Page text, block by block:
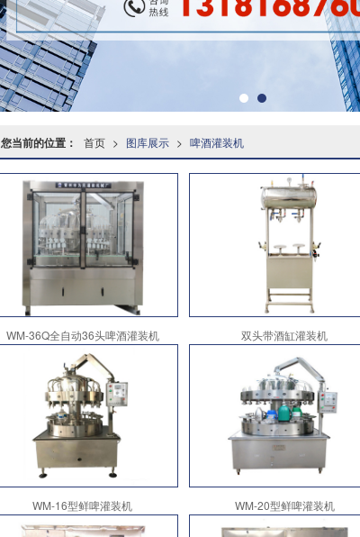
您当前的位置： 首页 > 图库展示 > 啤酒灌装机
WM-36Q全自动36头啤酒灌装机 双头带酒缸灌装机
WM-16型鲜啤灌装机 WM-20型鲜啤灌装机